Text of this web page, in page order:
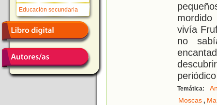
Educación secundaria
vivía
no
Temática:
Moscas,